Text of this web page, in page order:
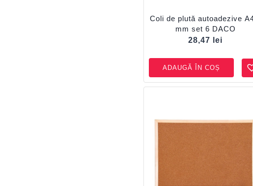
Coli de plută autoadezive
mm set 6 DACO
28,47
lei
ADAUGĂ ÎN COȘ